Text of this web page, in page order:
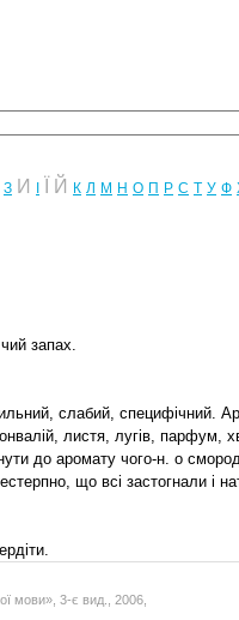
З И Й К Л М Н О П Р С Т У Ф
запах.
слабий, специфічний.
листя, лугів,
до аромату чого-н. о
що всі застогнали
мови», 3-є вид., 2006,